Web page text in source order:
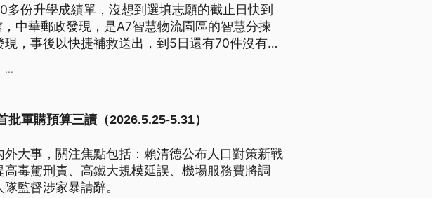
多份升學成績單，沒想到選填志願的截止日快到
中華郵政發現，是A7智慧物流園區的智慧分揀
，事後以快捷補救送出，到5日還有70件沒有聯
...
軍購預算三讀（2026.5.25-5.31）
外大事，關注焦點包括：賴清德公布人口對策新戰
毒駕刑責、高鐵大規模延誤、機場服務費將調
監督涉家暴請辭。